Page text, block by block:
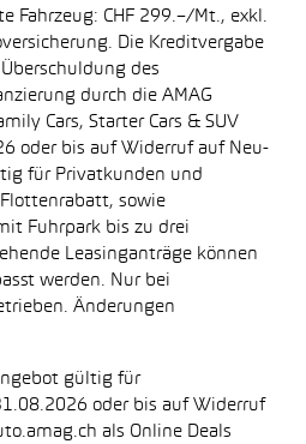
Fahrzeug: CHF 299.–/Mt., exkl.
Die Kreditvergabe
des
durch die AMAG
Cars, Starter Cars & SUV
oder bis auf Widerruf auf Neu-
für Privatkunden und
sowie
Fuhrpark bis zu drei
Leasinganträge können
werden. Nur bei
Änderungen
gültig für
oder bis auf Widerruf
als Online Deals